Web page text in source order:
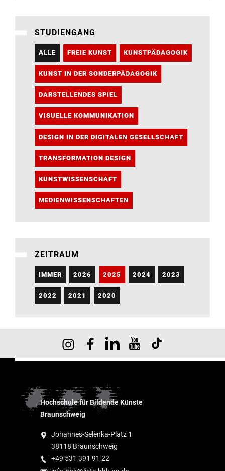
STUDIENGANG
ALLE FREIE KUNST KUNSTPÄDAGOGIK
KUNST IN DER SONDERPÄDAGOGIK
DARSTELLENDES SPIEL
VISUELLE KOMMUNIKATION
DESIGN IN DER DIGITALEN GESELLSCHAFT
TRANSFORMATION DESIGN
KUNSTWISSENSCHAFT
MEDIENWISSENSCHAFTEN
ZEITRAUM
IMMER 2026 2025 2024 2023
2022 2021 2020
Hochschule für Bildende Künste
Braunschweig
Johannes-Selenka-Platz 1
38118 Braunschweig
+49 531 391 91 22